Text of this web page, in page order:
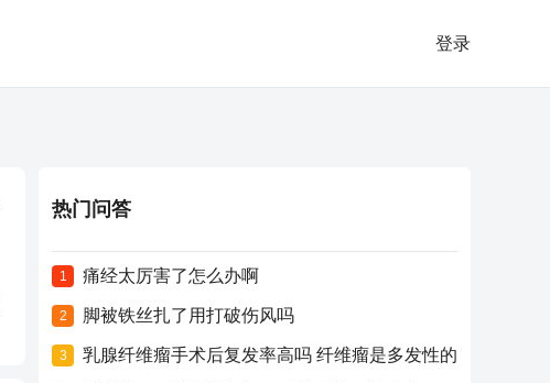
登录
热门问答
1 痛经太厉害了怎么办啊
2 脚被铁丝扎了用打破伤风吗
3 乳腺纤维瘤手术后复发率高吗 纤维瘤是多发性的